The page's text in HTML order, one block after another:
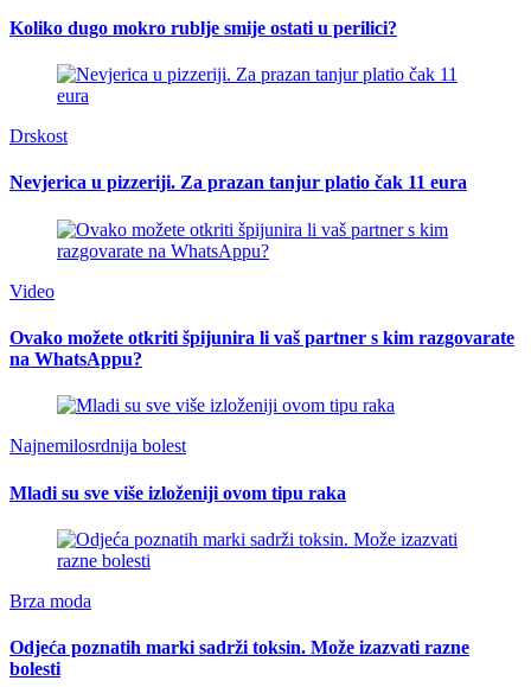
Koliko dugo mokro rublje smije ostati u perilici?
Drskost
Nevjerica u pizzeriji. Za prazan tanjur platio čak 11 eura
Video
Ovako možete otkriti špijunira li vaš partner s kim razgovarate
na WhatsAppu?
Najnemilosrdnija bolest
Mladi su sve više izloženiji ovom tipu raka
Brza moda
Odjeća poznatih marki sadrži toksin. Može izazvati razne
bolesti